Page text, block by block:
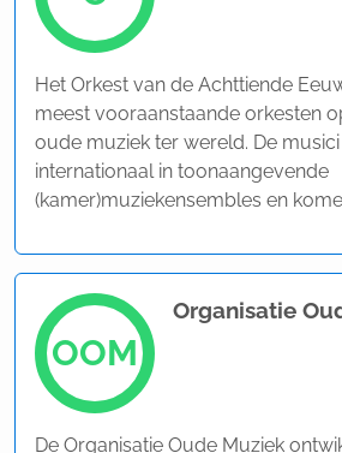
Het Orkest van de Achttiende
meest vooraanstaande orkesten
oude muziek ter wereld. De
internationaal in toonaangevende
(kamer)muziekensembles en
OOM
Organisatie
De Organisatie Oude Muziek